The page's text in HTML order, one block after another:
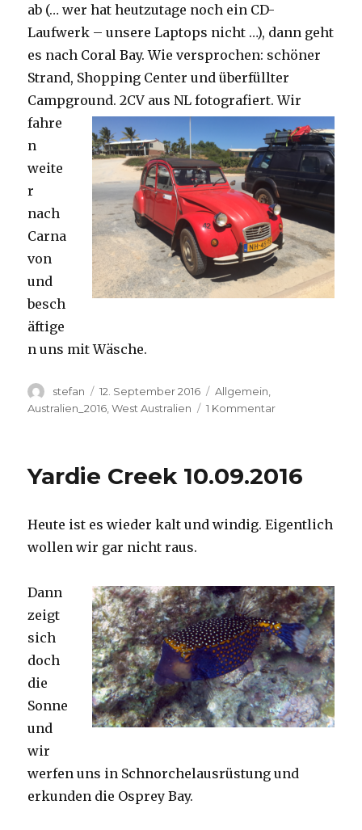
ab (… wer hat heutzutage noch ein CD-
Laufwerk – unsere Laptops nicht …), dann geht
es nach Coral Bay. Wie versprochen: schöner
Strand, Shopping Center und überfüllter
Campground.2CV aus NL fotografiert. Wir
fahre
n
weite
r
nach
Carna
von
und
besch
äftige
n uns mit Wäsche.
Autor
stefan
Veröffentlicht
am
12. September 2016 Kategorien
Allgemein
Australien_2016 ,West Australien 1 Kommentarzu
Yardie Creek 10.09.2016
Heute ist es wieder kalt und windig. Eigentlich
wollen wir gar nicht raus.
Dann
zeigt
sich
doch
die
Sonne
und
wir
werfen uns in Schnorchelausrüstung und
erkunden die Osprey Bay.